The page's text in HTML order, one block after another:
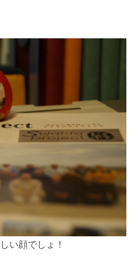
い顔でしょ！